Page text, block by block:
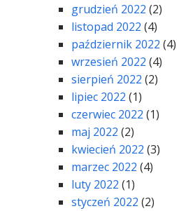
grudzień 2022 (2)
listopad 2022 (4)
październik 2022 (4)
wrzesień 2022 (4)
sierpień 2022 (2)
lipiec 2022 (1)
czerwiec 2022 (1)
maj 2022 (2)
kwiecień 2022 (3)
marzec 2022 (4)
luty 2022 (1)
styczeń 2022 (2)